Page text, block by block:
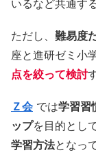
いるなど共通す
ただし、 難易度
座と進研ゼミ小
点を絞って検討
Ｚ会 では学習習
ップを目的とし
学習方法となっ